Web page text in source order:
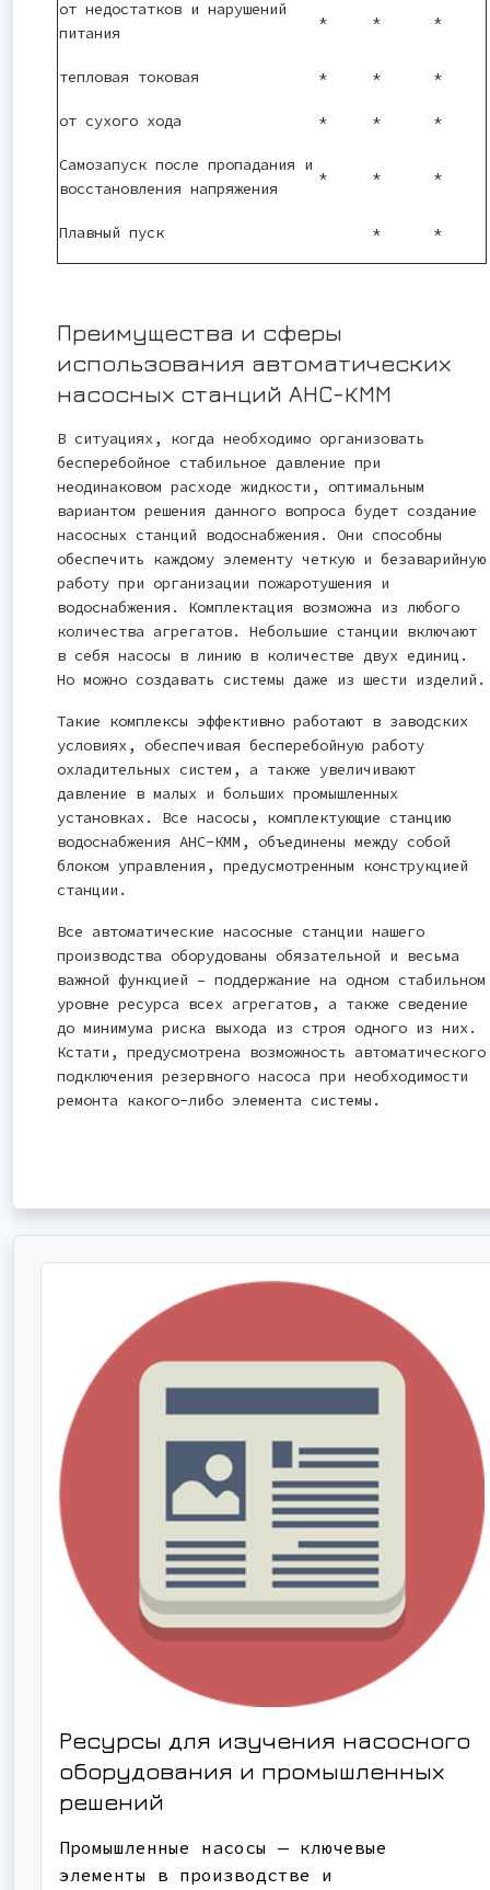
от недостатков и нарушений
питания
* * *
тепловая токовая * * *
от сухого хода * * *
Самозапуск после пропадания и
восстановления напряжения
* * *
Плавный пуск * *
Преимущества и сферы
использования автоматических
насосных станций АНС-КММ
В ситуациях, когда необходимо организовать
бесперебойное стабильное давление при
неодинаковом расходе жидкости, оптимальным
вариантом решения данного вопроса будет создание
насосных станций водоснабжения. Они способны
обеспечить каждому элементу четкую и безаварийную
работу при организации пожаротушения и
водоснабжения. Комплектация возможна из любого
количества агрегатов. Небольшие станции включают
в себя насосы в линию в количестве двух единиц.
Но можно создавать системы даже из шести изделий.
Такие комплексы эффективно работают в заводских
условиях, обеспечивая бесперебойную работу
охладительных систем, а также увеличивают
давление в малых и больших промышленных
установках. Все насосы, комплектующие станцию
водоснабжения АНС-КММ, объединены между собой
блоком управления, предусмотренным конструкцией
станции.
Все автоматические насосные станции нашего
производства оборудованы обязательной и весьма
важной функцией – поддержание на одном стабильном
уровне ресурса всех агрегатов, а также сведение
до минимума риска выхода из строя одного из них.
Кстати, предусмотрена возможность автоматического
подключения резервного насоса при необходимости
ремонта какого-либо элемента системы.
Ресурсы для изучения насосного
оборудования и промышленных
решений
Промышленные насосы — ключевые
элементы в производстве и